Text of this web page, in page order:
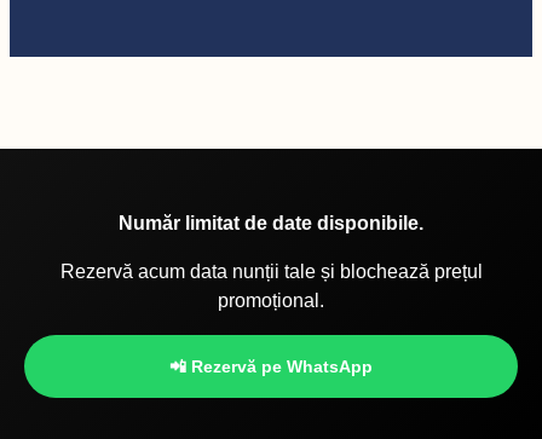
Număr limitat de date disponibile.
Rezervă acum data nunții tale și blochează prețul
promoțional.
📲 Rezervă pe WhatsApp